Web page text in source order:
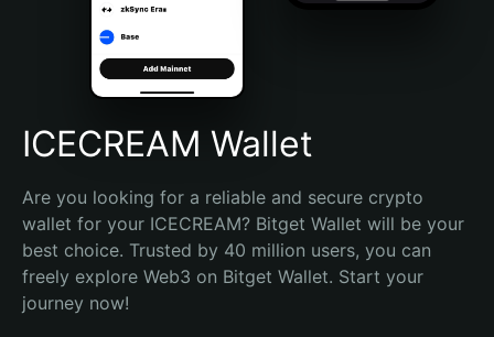
Português (Brasil)
Español (Argentina)
ICECREAM Wallet
Are you looking for a reliable and secure crypto
wallet for your ICECREAM? Bitget Wallet will be your
best choice. Trusted by 40 million users, you can
freely explore Web3 on Bitget Wallet. Start your
journey now!